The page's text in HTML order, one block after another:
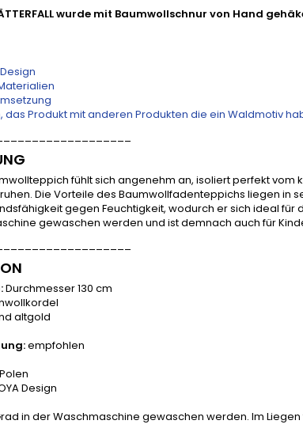
wurde mit Baumwollschnur von Hand
das Produkt mit anderen Produkten die ein Waldmotiv
fühlt sich angenehm an, isoliert perfekt vom
Die Vorteile des Baumwollfadenteppichs liegen in
gegen Feuchtigkeit, wodurch er sich ideal
gewaschen werden und ist demnach auch für
Durchmesser 130 cm
altgold
empfohlen
Design
in der Waschmaschine gewaschen werden. Im